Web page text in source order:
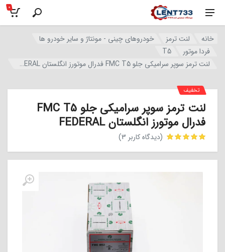
0
خانه لنت ترمز
خودروهای چینی - مونتاژ و سایر خودرو ها
فردا موتور
T5
لنت ترمز سوپر سرامیکی جلو FMC T5 فدرال موتورز انگلستان FEDERAL
لنت ترمز سوپر سرامیکی جلو FMC T5
فدرال موتورز انگلستان FEDERAL
مشتری
(دیدگاه کاربر 3
)
تخفیف